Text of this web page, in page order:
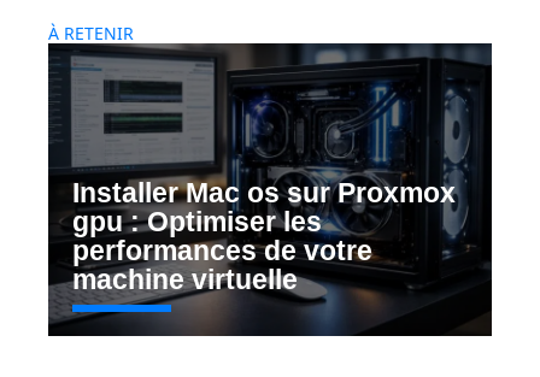
À RETENIR
Installer Mac os sur Proxmox
gpu : Optimiser les
performances de votre
machine virtuelle